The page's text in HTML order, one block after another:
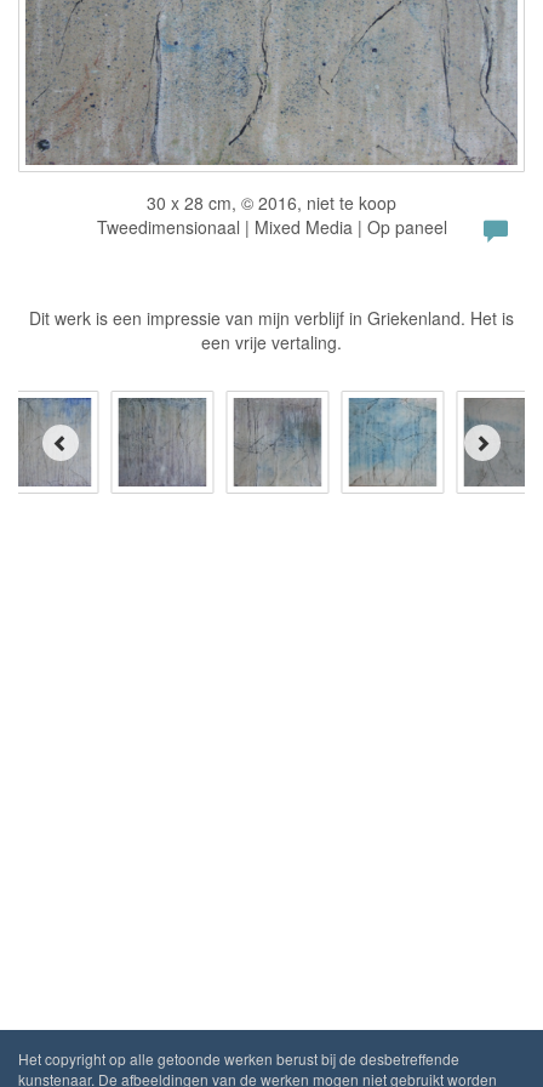
30 x 28 cm, © 2016, niet te koop
Tweedimensionaal | Mixed Media | Op paneel
Dit werk is een impressie van mijn verblijf in Griekenland. Het is
een vrije vertaling.
Het copyright op alle getoonde werken berust bij de desbetreffende
kunstenaar. De afbeeldingen van de werken mogen niet gebruikt worden